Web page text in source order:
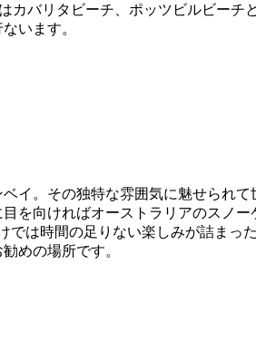
バリタビーチ、ポッツビルビーチ
います。
イ。その独特な雰囲気に魅せられ
を向ければオーストラリアのスノ
では時間の足りない楽しみが詰ま
めの場所です。